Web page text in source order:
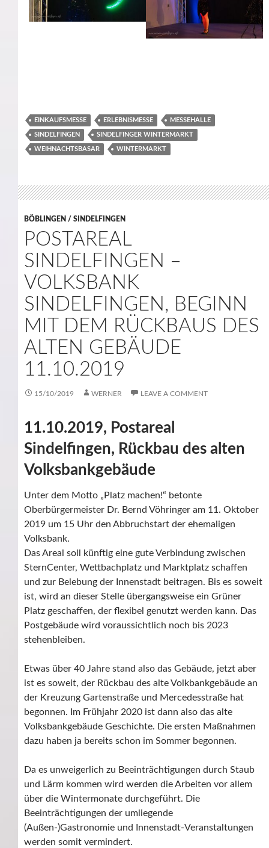
EINKAUFSMESSE ERLEBNISMESSE MESSEHALLE
SINDELFINGEN SINDELFINGER WINTERMARKT
WEIHNACHTSBASAR WINTERMARKT
BÖBLINGEN / SINDELFINGEN
POSTAREAL
SINDELFINGEN –
VOLKSBANK
SINDELFINGEN, BEGINN
MIT DEM RÜCKBAUS DES
ALTEN GEBÄUDE
11.10.2019
15/10/2019 WERNER LEAVE A COMMENT
11.10.2019, Postareal
Sindelfingen, Rückbau des alten
Volksbankgebäude
Unter dem Motto „Platz machen!“ betonte
Oberbürgermeister Dr. Bernd Vöhringer am 11. Oktober
2019 um 15 Uhr den Abbruchstart der ehemaligen
Volksbank.
Das Areal soll künftig eine gute Verbindung zwischen
SternCenter, Wettbachplatz und Marktplatz schaffen
und zur Belebung der Innenstadt beitragen. Bis es soweit
ist, wird an dieser Stelle übergangsweise ein Grüner
Platz geschaffen, der flexibel genutzt werden kann. Das
Postgebäude wird voraussichtlich noch bis 2023
stehenbleiben.
Etwas über 40 Jahre stand also das Gebäude, jetzt aber
ist es soweit, der Rückbau des alte Volkbankgebäude an
der Kreuzung Gartenstraße und Mercedesstraße hat
begonnen. Im Frühjahr 2020 ist dann also das alte
Volksbankgebäude Geschichte. Die ersten Maßnahmen
dazu haben ja bereits schon im Sommer begonnen.
Da es unweigerlich zu Beeinträchtigungen durch Staub
und Lärm kommen wird werden die Arbeiten vor allem
über die Wintermonate durchgeführt. Die
Beeinträchtigungen der umliegende
(Außen-)Gastronomie und Innenstadt-Veranstaltungen
werden somit vermindert.